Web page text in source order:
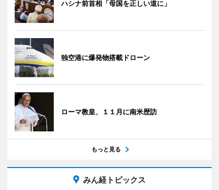
ハシナ前首相「母国を正しい道に」
独空港に爆発物搭載ドローン
ローマ教皇、１１月に南米歴訪
もっと見る
みん経トピックス